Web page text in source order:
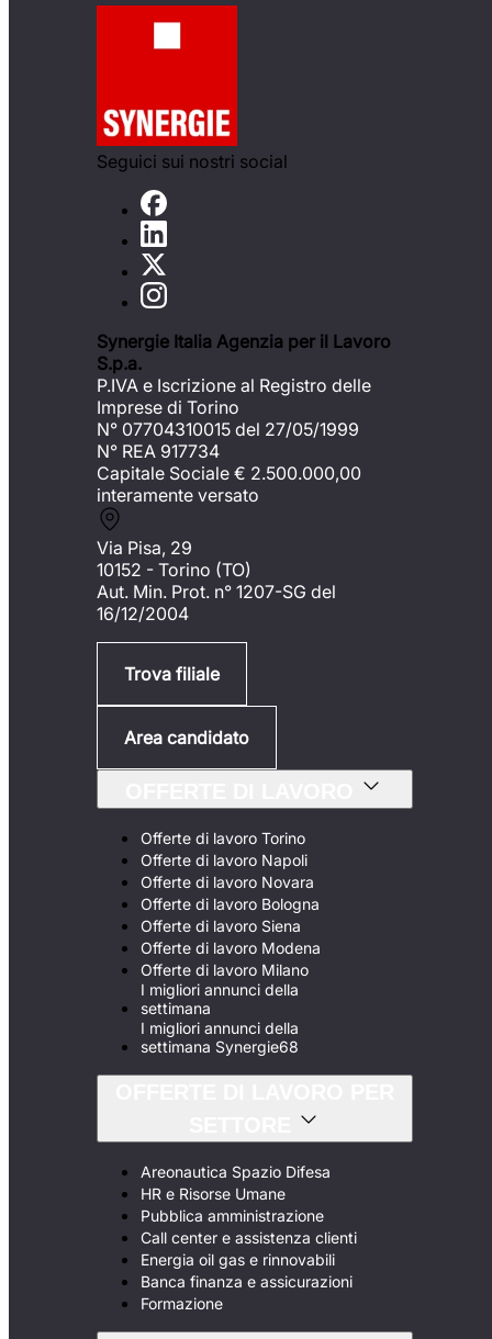
Seguici sui nostri social
Synergie Italia Agenzia per il Lavoro
S.p.a.
P.IVA e Iscrizione al Registro delle
Imprese di Torino
N° 07704310015 del 27/05/1999
N° REA 917734
Capitale Sociale € 2.500.000,00
interamente versato
Via Pisa, 29
10152 - Torino (TO)
Aut. Min. Prot. n° 1207-SG del
16/12/2004
Trova filiale
Area candidato
Offerte di lavoro Torino
Offerte di lavoro Napoli
Offerte di lavoro Novara
Offerte di lavoro Bologna
Offerte di lavoro Siena
Offerte di lavoro Modena
Offerte di lavoro Milano
I migliori annunci della
settimana
I migliori annunci della
settimana Synergie68
Areonautica Spazio Difesa
HR e Risorse Umane
Pubblica amministrazione
Call center e assistenza clienti
Energia oil gas e rinnovabili
Banca finanza e assicurazioni
Formazione